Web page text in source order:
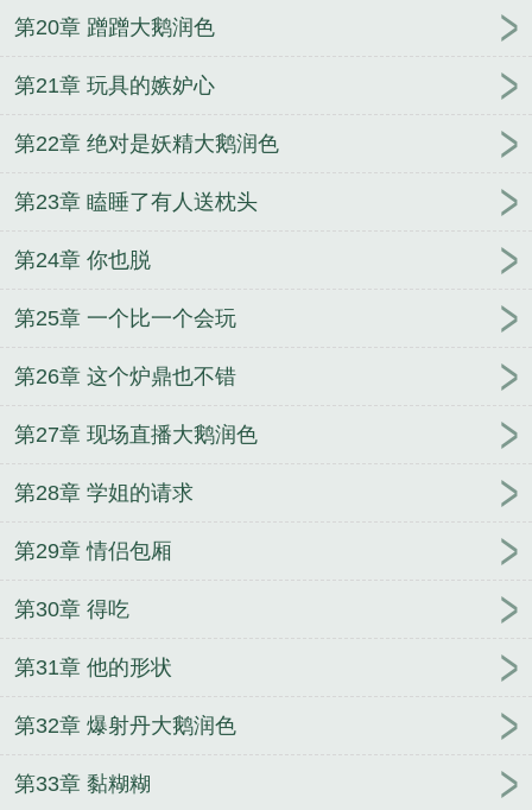
第20章 蹭蹭大鹅润色
第21章 玩具的嫉妒心
第22章 绝对是妖精大鹅润色
第23章 瞌睡了有人送枕头
第24章 你也脱
第25章 一个比一个会玩
第26章 这个炉鼎也不错
第27章 现场直播大鹅润色
第28章 学姐的请求
第29章 情侣包厢
第30章 得吃
第31章 他的形状
第32章 爆射丹大鹅润色
第33章 黏糊糊